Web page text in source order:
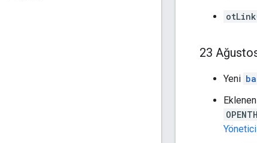
23
Yeni
Eklenen